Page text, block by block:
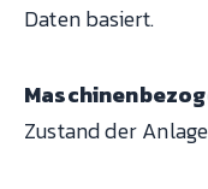
Daten basiert.
Zustand der